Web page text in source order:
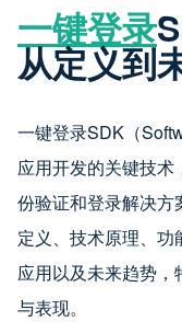
一键登录
从定义到
一键登录SDK（
应用开发的关键技
份验证和登录解决
定义、技术原理、
应用以及未来趋势
与表现。